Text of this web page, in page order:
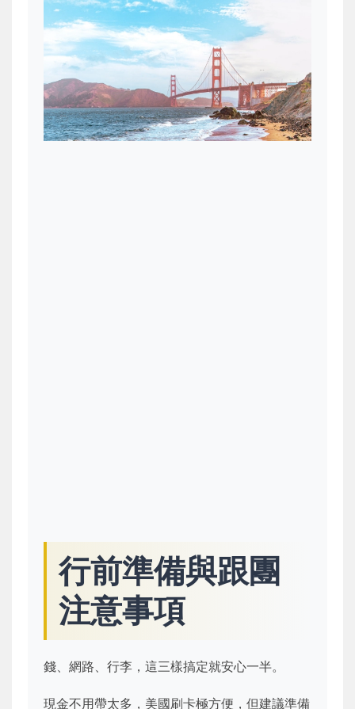
行前準備與跟團
注意事項
錢、網路、行李，這三樣搞定就安心一半。
現金不用帶太多，美國刷卡極方便，但建議準備